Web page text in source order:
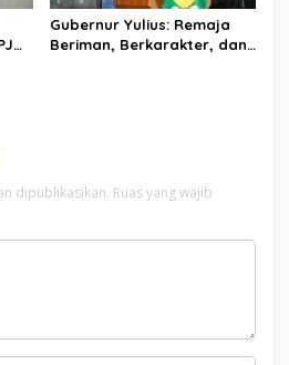
Gubernur Yulius: Remaja
Beriman, Berkarakter, dan
dipublikasikan. Ruas yang wajib